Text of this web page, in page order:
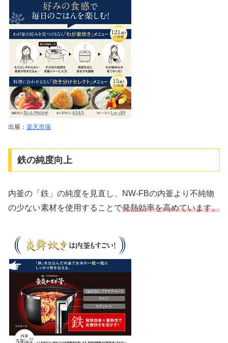
出展： 楽天市場
鉄の純度向上
内釜の「鉄」の純度を見直し、NW-FBの内釜より不純物
の少ない素材を使用することで発熱効率を高めています。